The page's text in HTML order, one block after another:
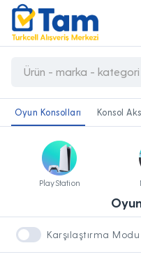
Oyun Konsolları Konsol
PlayStation
Karşılaştırma Modu